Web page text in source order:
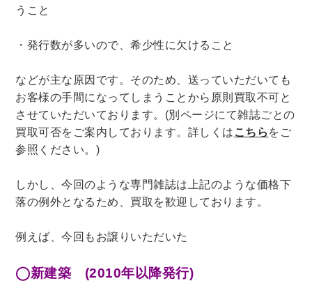
その他
木版画・浮世絵
木版画・浮世絵
うこと
・発行数が多いので、希少性に欠けること
などが主な原因です。そのため、送っていただいても
お客様の手間になってしまうことから原則買取不可と
させていただいております。(別ページにて雑誌ごとの
買取可否をご案内しております。詳しくは こちら をご
参照ください。)
しかし、今回のような専門雑誌は上記のような価格下
落の例外となるため、買取を歓迎しております。
例えば、今回もお譲りいただいた
◯新建築 (2010年以降発行)